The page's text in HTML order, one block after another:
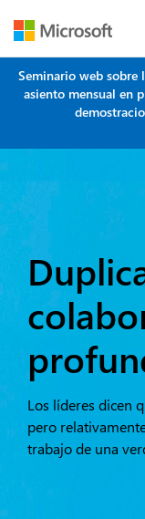
Seminario web
asiento mensual en
Los líderes dicen
pero
trabajo de una